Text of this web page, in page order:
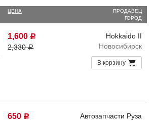
ЦЕНА
ПРОДАВЕЦ
ГОРОД
1,600 Р
2,330Р
Hokkaido II
Новосибирск
В корзину
650 Р
Автозапчасти Руза